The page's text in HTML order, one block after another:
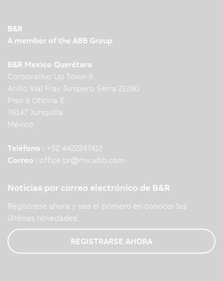
B&R
A member of the ABB Group
B&R Mexico Querétaro
Corporativo Up Town II
Anillo Vial Fray Junipero Serra 21260
Piso 8 Oficina E
76147 Juriquilla
México
Teléfono : +52 4422247412
Correo : office.br@mx.abb.com
Noticias por correo electrónico de B&R
Regístrese ahora y sea el primero en conocer las
últimas novedades.
REGISTRARSE AHORA